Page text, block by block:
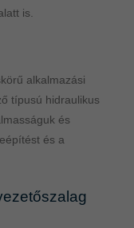
is.
alkalmazási
típusú hidraulikus
és
és a